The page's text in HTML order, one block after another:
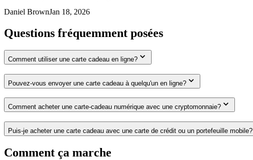
Daniel BrownJan 18, 2026
Questions fréquemment posées
Comment utiliser une carte cadeau en ligne?
Pouvez-vous envoyer une carte cadeau à quelqu'un en ligne?
Comment acheter une carte-cadeau numérique avec une cryptomonnaie?
Puis-je acheter une carte cadeau avec une carte de crédit ou un portefeuille mobile?
Comment ça marche